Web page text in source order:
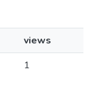
views
1